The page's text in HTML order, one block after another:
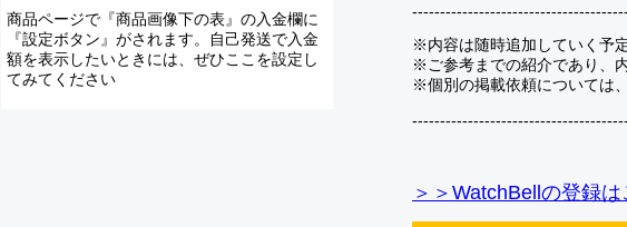
※内容は随時追加していく予
※ご参考までの紹介であり、
※個別の掲載依頼については
＞＞WatchBellの登録は
商品ページで『商品画像下の表』の入金欄に
『設定ボタン』がされます。自己発送で入金
額を表示したいときには、ぜひここを設定し
てみてください